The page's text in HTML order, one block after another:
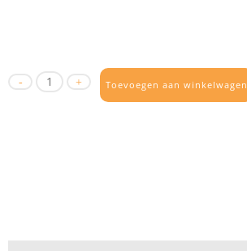
Toevoegen aan winkelwagen